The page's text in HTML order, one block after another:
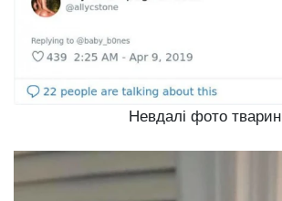
Невдалі фото тварин